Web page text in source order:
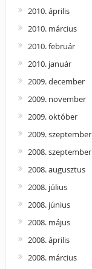
2010. április
2010. március
2010. február
2010. január
2009. december
2009. november
2009. október
2009. szeptember
2008. szeptember
2008. augusztus
2008. július
2008. június
2008. május
2008. április
2008. március